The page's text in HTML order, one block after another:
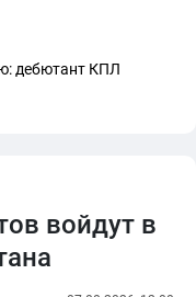
дебютант КПЛ
войдут в